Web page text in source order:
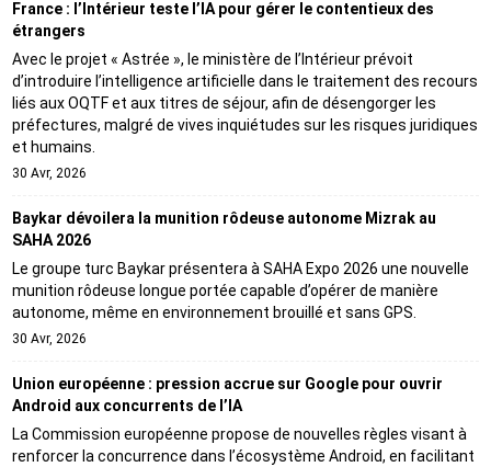
France : l’Intérieur teste l’IA pour gérer le contentieux des
étrangers
Avec le projet « Astrée », le ministère de l’Intérieur prévoit
d’introduire l’intelligence artificielle dans le traitement des recours
liés aux OQTF et aux titres de séjour, afin de désengorger les
préfectures, malgré de vives inquiétudes sur les risques juridiques
et humains.
30 Avr, 2026
Baykar dévoilera la munition rôdeuse autonome Mizrak au
SAHA 2026
Le groupe turc Baykar présentera à SAHA Expo 2026 une nouvelle
munition rôdeuse longue portée capable d’opérer de manière
autonome, même en environnement brouillé et sans GPS.
30 Avr, 2026
Union européenne : pression accrue sur Google pour ouvrir
Android aux concurrents de l’IA
La Commission européenne propose de nouvelles règles visant à
renforcer la concurrence dans l’écosystème Android, en facilitant